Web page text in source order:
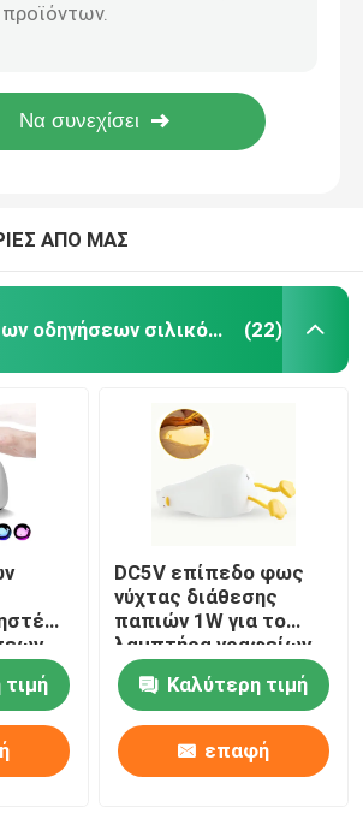
γαλαξιών
νύχτας φλογών τρεμουλιασμάτων
γραφείων
φωτιστικό
φόρτισης
οδηγήσεων
ΑΠΟ ΜΑΣ
Φως νύχτας των οδηγήσεων σιλικόνης (22)
DC5V επίπεδο φως
νύχτας διάθεσης
παπιών 1W για το
λαμπτήρα γραφείων
πλευρών
Καλύτερη τιμή
επαφή